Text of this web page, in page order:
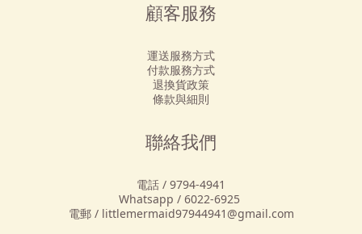
顧客服務
運送服務方式
付款服務方式
退換貨政策
條款與細則
聯絡我們
電話 / 9794-4941
Whatsapp / 6022-6925
電郵 / littlemermaid97944941@gmail.com